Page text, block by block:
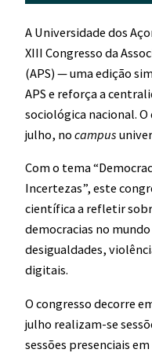
A Universidade dos
XIII Congresso da
(APS) — uma edição
APS e reforça a
sociológica nacional. O
julho, no campus
Com o tema
Incertezas”, este
científica a refletir
democracias no
desigualdades,
digitais.
O congresso decorre
julho realizam-se
sessões presenciais